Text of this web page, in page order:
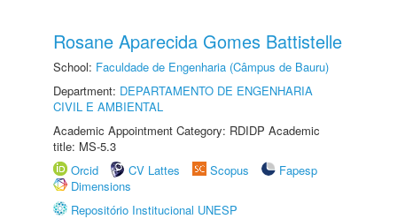
Rosane Aparecida Gomes Battistelle
School: Faculdade de Engenharia (Câmpus de Bauru)
Department: DEPARTAMENTO DE ENGENHARIA
CIVIL E AMBIENTAL
Academic Appointment Category: RDIDP Academic
title: MS-5.3
Orcid
CV Lattes Scopus
Fapesp
Dimensions
Repositório Institucional UNESP